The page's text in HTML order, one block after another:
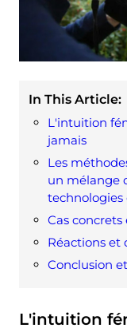
In This Article:
L'intuition
jamais
Les
un mélange
technologies
Cas
Réactions et
Conclusion
L'intuition